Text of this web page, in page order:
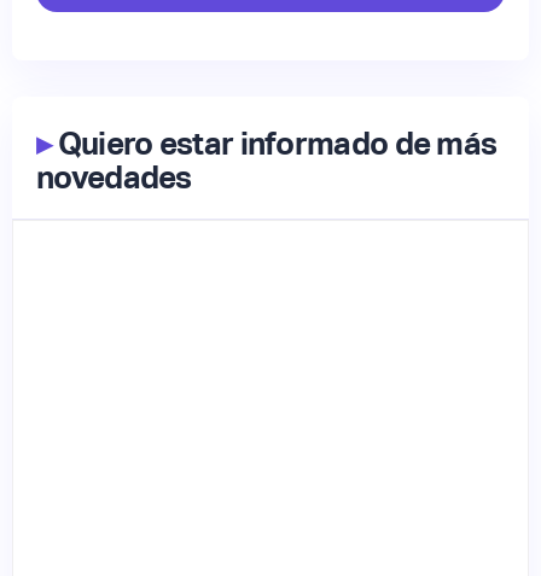
▸Quiero estar informado de más
novedades